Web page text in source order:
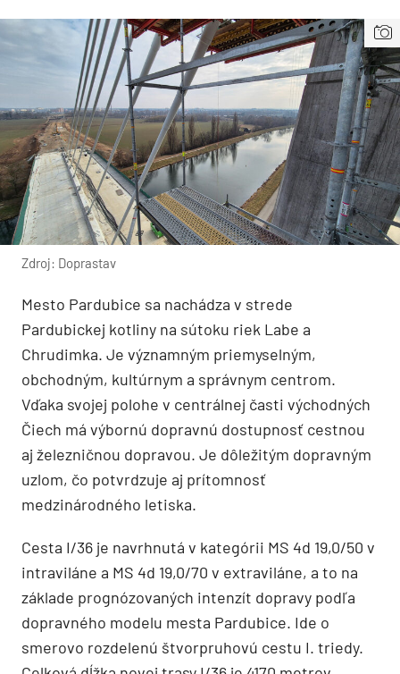
Zdroj: Doprastav
Mesto Pardubice sa nachádza v strede
Pardubickej kotliny na sútoku riek Labe a
Chrudimka. Je významným priemyselným,
obchodným, kultúrnym a správnym centrom.
Vďaka svojej polohe v centrálnej časti východných
Čiech má výbornú dopravnú dostupnosť cestnou
aj železničnou dopravou. Je dôležitým dopravným
uzlom, čo potvrdzuje aj prítomnosť
medzinárodného letiska.
Cesta I/36 je navrhnutá v kategórii MS 4d 19,0/50 v
intraviláne a MS 4d 19,0/70 v extraviláne, a to na
základe prognózovaných intenzít dopravy podľa
dopravného modelu mesta Pardubice. Ide o
smerovo rozdelenú štvorpruhovú cestu I. triedy.